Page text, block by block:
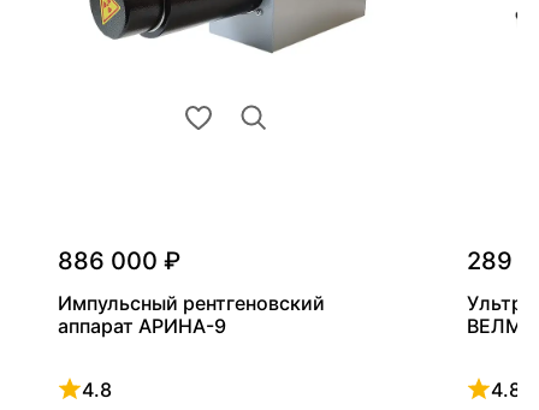
886 000 ₽
Импульсный рентгеновский
аппарат АРИНА-9
4.8
Рейтинг 4.8 из 5
289
4.8